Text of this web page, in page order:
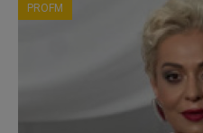
PROFM